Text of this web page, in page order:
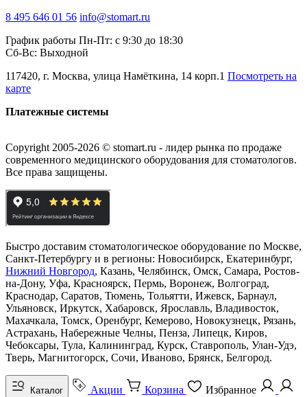
8 495 646 01 56 info@stomart.ru
График работы Пн-Пт: с 9:30 до 18:30
Сб-Вс: Выходной
117420, г. Москва, улица Намёткина, 14 корп.1 Посмотреть на
карте
Платежные системы
Copyright 2005-2026 © stomart.ru - лидер рынка по продаже
современного медицинского оборудования для стоматологов.
Все права защищены.
Быстро доставим стоматологическое оборудование по Москве,
Санкт-Петербургу и в регионы: Новосибирск, Екатеринбург,
Нижний Новгород, Казань, Челябинск, Омск, Самара, Ростов-
на-Дону, Уфа, Красноярск, Пермь, Воронеж, Волгоград,
Краснодар, Саратов, Тюмень, Тольятти, Ижевск, Барнаул,
Ульяновск, Иркутск, Хабаровск, Ярославль, Владивосток,
Махачкала, Томск, Оренбург, Кемерово, Новокузнецк, Рязань,
Астрахань, Набережные Челны, Пенза, Липецк, Киров,
Чебоксары, Тула, Калининград, Курск, Ставрополь, Улан-Удэ,
Тверь, Магнитогорск, Сочи, Иваново, Брянск, Белгород.
Каталог Акции Корзина
Избранное